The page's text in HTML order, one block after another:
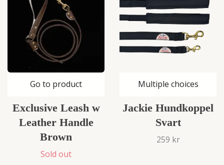
Go to product
Exclusive Leash w
Leather Handle
Brown
Sold out
Multiple choices
Jackie Hundkoppel
Svart
259 kr